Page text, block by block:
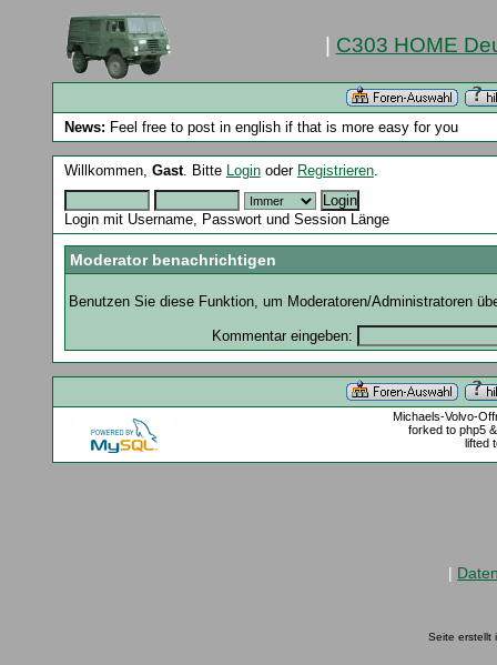
C303 HOME
News: Feel free to post in english if that is more easy for you
Willkommen, Gast. Bitte Loginoder Registrieren.
Login mit Username, Passwort und Session Länge
Moderator benachrichtigen
Benutzen Sie diese Funktion, um Moderatoren/Administratoren
Kommentar eingeben:
Michaels-Volvo-
forked to php5
lifted
|
Seite erstellt